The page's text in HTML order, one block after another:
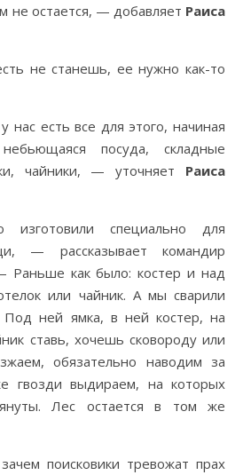
не остается, — добавляет Раиса
не станешь, ее нужно как-то
есть все для этого, начиная
посуда, складные
чайники, — уточняет Раиса
специально для
— рассказывает командир
Раньше как было: костер и над
или чайник. А мы сварили
ней ямка, в ней костер, на
ставь, хочешь сковороду или
обязательно наводим за
гвозди выдираем, на которых
Лес остается в том же
поисковики тревожат прах